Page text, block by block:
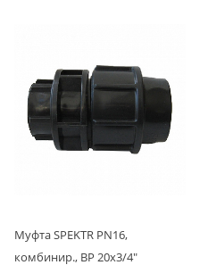
Муфта SPEKTR PN16,
комбинир., ВР 20x3/4"